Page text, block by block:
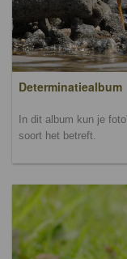
Determinatiealbum
In dit album kun je
soort het betreft.